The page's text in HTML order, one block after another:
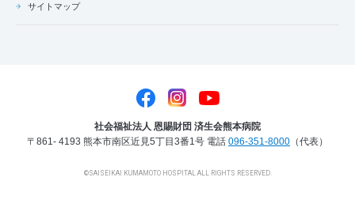
サイトマップ
社会福祉法人 恩賜財団 済生会熊本病院
〒861- 4193 熊本市南区近見5丁目3番1号 電話 096-351-8000 （代表）
©SAISEIKAI KUMAMOTO HOSPITAL ALL RIGHTS RESERVED.